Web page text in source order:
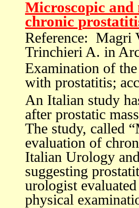
Microscopic
chronic
Reference: Magri
Trinchieri A. in
Examination of
with prostatitis;
An Italian study
after prostatic
The study, called
evaluation of
Italian Urology
suggesting
urologist
physical